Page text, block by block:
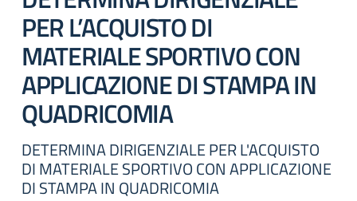
PER L’ACQUISTO DI
MATERIALE SPORTIVO CON
APPLICAZIONE DI STAMPA IN
QUADRICOMIA
DETERMINA DIRIGENZIALE PER L'ACQUISTO
DI MATERIALE SPORTIVO CON APPLICAZIONE
DI STAMPA IN QUADRICOMIA